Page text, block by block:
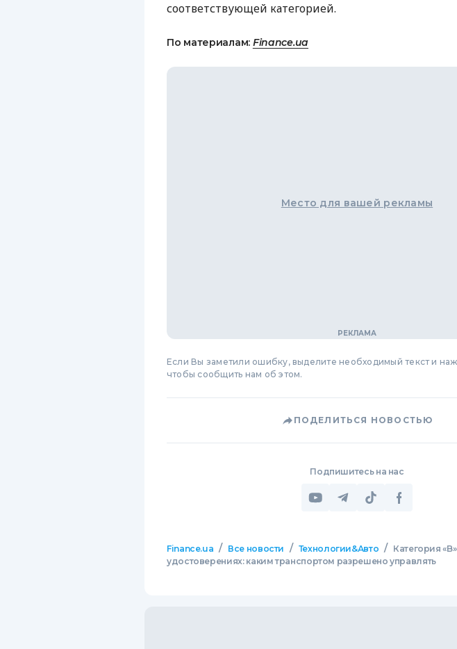
соответствующей категорией.
По материалам: Finance.ua
Место для вашей рекламы
Если Вы заметили ошибку, выделите необходимый текст и
чтобы сообщить нам об этом.
ПОДЕЛИТЬСЯ НОВОСТЬЮ
Подпишитесь на нас
Finance.ua / Все новости / Технологии&Авто /
Категория
удостоверениях: каким транспортом разрешено управлять